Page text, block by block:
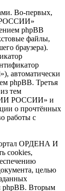
Во-первых,
phpBB
файлы,
браузера).
автоматически
phpBB. Третья
тем
РОССИИ» и
о прочтённых
работы с
ОРДЕНА И
cookies,
целью
phpBB. Вторым